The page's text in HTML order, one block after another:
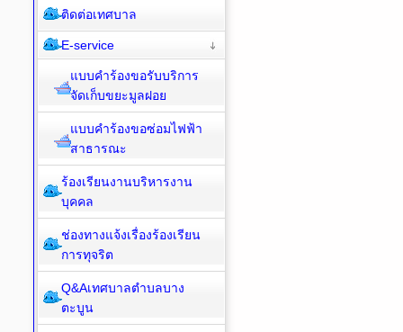
ติดต่อเทศบาล
E-service
แบบคำร้องขอรับบริการ
จัดเก็บขยะมูลฝอย
แบบคำร้องขอซ่อมไฟฟ้า
สาธารณะ
ร้องเรียนงานบริหารงาน
บุคคล
ช่องทางแจ้งเรื่องร้องเรียน
การทุจริต
Q&Aเทศบาลตำบลบาง
ตะบูน